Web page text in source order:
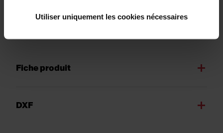
Utiliser uniquement les cookies nécessaires
Fiche produit
DXF